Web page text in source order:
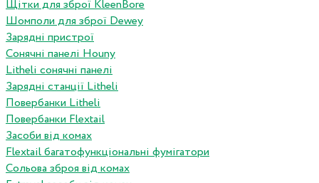
Щітки для зброї KleenBore
Шомполи для зброї Dewey
Зарядні пристрої
Сонячні панелі Houny
Litheli сонячні панелі
Зарядні станції Litheli
Повербанки Litheli
Повербанки Flextail
Засоби від комах
Flextail багатофункціональні фумігатори
Сольова зброя від комах